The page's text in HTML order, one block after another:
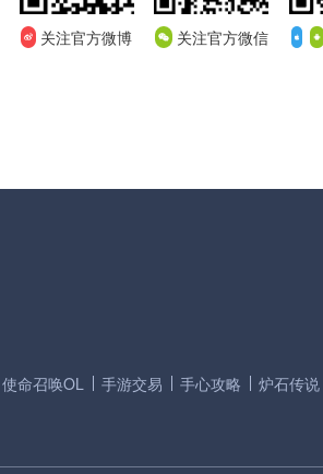
关注官方微博 关注官方微信
使命召唤OL 手游交易 手心攻略 炉石传说